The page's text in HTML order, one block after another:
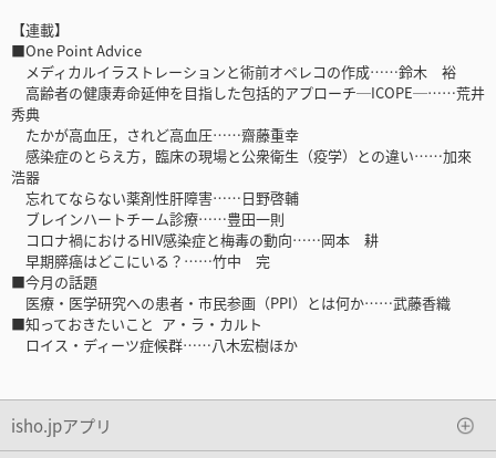
【連載】
■One Point Advice
メディカルイラストレーションと術前オペレコの作成……鈴木 裕
高齢者の健康寿命延伸を目指した包括的アプローチ─ICOPE─……荒井
秀典
たかが高血圧，されど高血圧……齋藤重幸
感染症のとらえ方，臨床の現場と公衆衛生（疫学）との違い……加來
浩器
忘れてならない薬剤性肝障害……日野啓輔
ブレインハートチーム診療……豊田一則
コロナ禍におけるHIV感染症と梅毒の動向……岡本 耕
早期膵癌はどこにいる？……竹中 完
■今月の話題
医療・医学研究への患者・市民参画（PPI）とは何か……武藤香織
■知っておきたいこと ア・ラ・カルト
ロイス・ディーツ症候群……八木宏樹ほか
isho.jpアプリ